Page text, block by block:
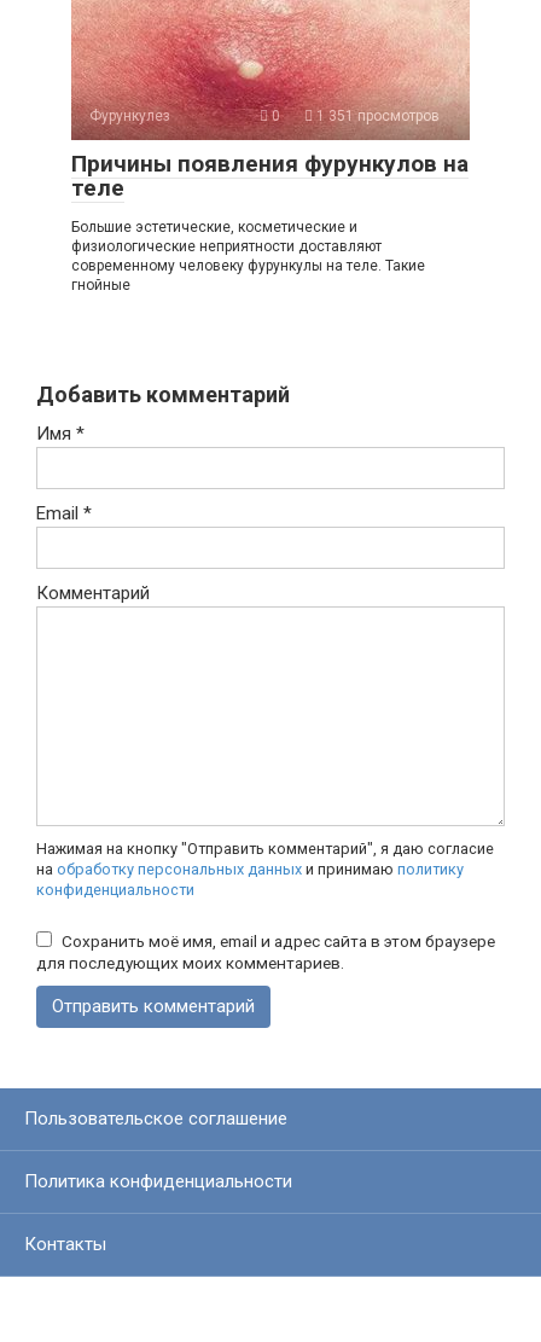
Фурункулез 0 1 351 просмотров
Причины появления фурункулов на
теле
Большие эстетические, косметические и
физиологические неприятности доставляют
современному человеку фурункулы на теле. Такие
гнойные
Добавить комментарий
Имя *
Email *
Комментарий
Нажимая на кнопку "Отправить комментарий", я даю согласие
на обработку персональных данных и принимаю политику
конфиденциальности
Сохранить моё имя, email и адрес сайта в этом браузере
для последующих моих комментариев.
Пользовательское соглашение
Политика конфиденциальности
Контакты